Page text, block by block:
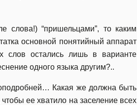
слова!) “пришельцами”, то каким
основной понятийный аппарат
слов остались лишь в варианте
одного языка другим?..
Какая же должна быть
ее хватило на заселение всех